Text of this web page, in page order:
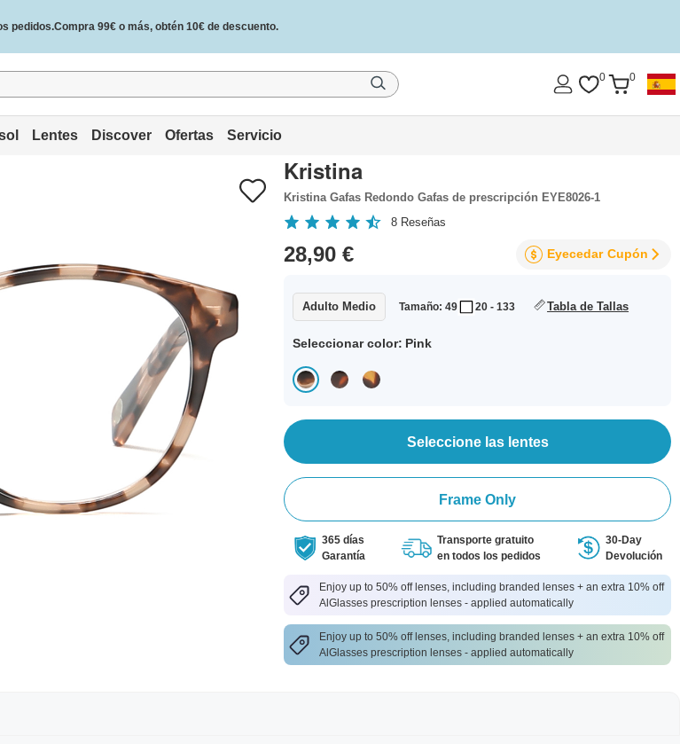
pedidos.Compra 99€ o más, obtén 10€ de descuento.
calidad y 30 días de garantía de devolución del dinero. 0 0
Lentes Discover Ofertas Servicio
Kristina
Kristina Gafas Redondo Gafas de prescripción EYE8026-1
8 Reseñas
28,90 € Eyecedar Cupón
Adulto Medio Tamaño: 49 20 - 133 Tabla de Tallas
Seleccionar color: Pink
Seleccione las lentes
Frame Only
365 días
Garantía
Transporte gratuito
en todos los pedidos
30-Day
Devolución
Enjoy up to 50% off lenses, including branded lenses + an extra 10% off
AlGlasses prescription lenses - applied automatically
Enjoy up to 50% off lenses, including branded lenses + an extra 10% off
AlGlasses prescription lenses - applied automatically